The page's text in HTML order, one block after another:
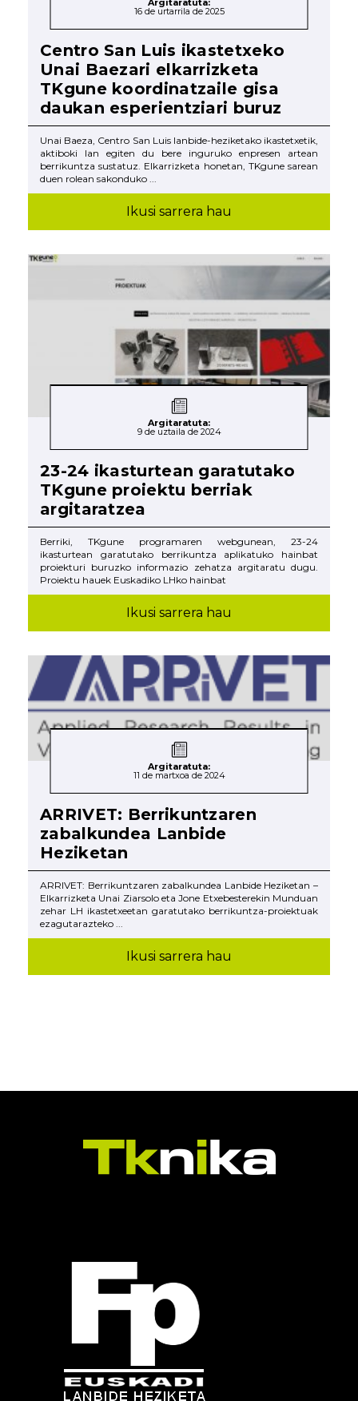
16 de urtarrila de 2025
Centro San Luis ikastetxeko
Unai Baezari elkarrizketa
TKgune koordinatzaile gisa
daukan esperientziari buruz
Unai Baeza, Centro San Luis lanbide-heziketako ikastetxetik,
aktiboki lan egiten du bere inguruko enpresen artean
berrikuntza sustatuz. Elkarrizketa honetan, TKgune sarean
duen rolean sakonduko ...
Ikusi sarrera hau
Argitaratuta:
9 de uztaila de 2024
23-24 ikasturtean garatutako
TKgune proiektu berriak
argitaratzea
Berriki, TKgune programaren webgunean, 23-24
ikasturtean garatutako berrikuntza aplikatuko hainbat
proiekturi buruzko informazio zehatza argitaratu dugu.
Proiektu hauek Euskadiko LHko hainbat
Ikusi sarrera hau
Argitaratuta:
11 de martxoa de 2024
ARRIVET: Berrikuntzaren
zabalkundea Lanbide
Heziketan
ARRIVET: Berrikuntzaren zabalkundea Lanbide Heziketan –
Elkarrizketa Unai Ziarsolo eta Jone Etxebesterekin Munduan
zehar LH ikastetxeetan garatutako berrikuntza-proiektuak
ezagutarazteko ...
Ikusi sarrera hau